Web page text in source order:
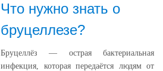
Что нужно знать о
бруцеллезе?
Бруцеллёз — острая бактериальная
инфекция, которая передаётся людям от